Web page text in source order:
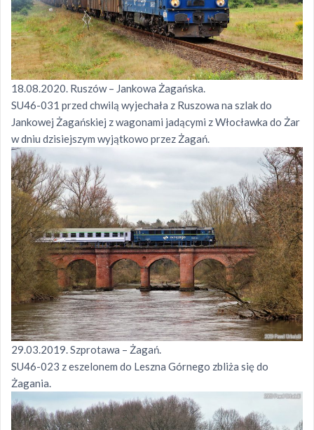
18.08.2020. Ruszów – Jankowa Żagańska.
SU46-031 przed chwilą wyjechała z Ruszowa na szlak do
Jankowej Żagańskiej z wagonami jadącymi z Włocławka do Żar
w dniu dzisiejszym wyjątkowo przez Żagań.
29.03.2019. Szprotawa – Żagań.
SU46-023 z eszelonem do Leszna Górnego zbliża się do
Żagania.